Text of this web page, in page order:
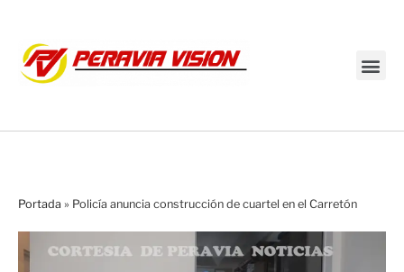
Portada » Policía anuncia construcción de cuartel en el Carretón